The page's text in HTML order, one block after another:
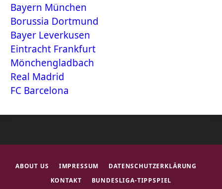
Bayern München
Borussia Dortmund
Bayer Leverkusen
Eintracht Frankfurt
Mönchengladbach
Real Madrid
FC Barcelona
ABOUT US IMPRESSUM
DATENSCHUTZERKLÄRUNG
KONTAKT
BUNDESLIGA-TIPPSPIEL